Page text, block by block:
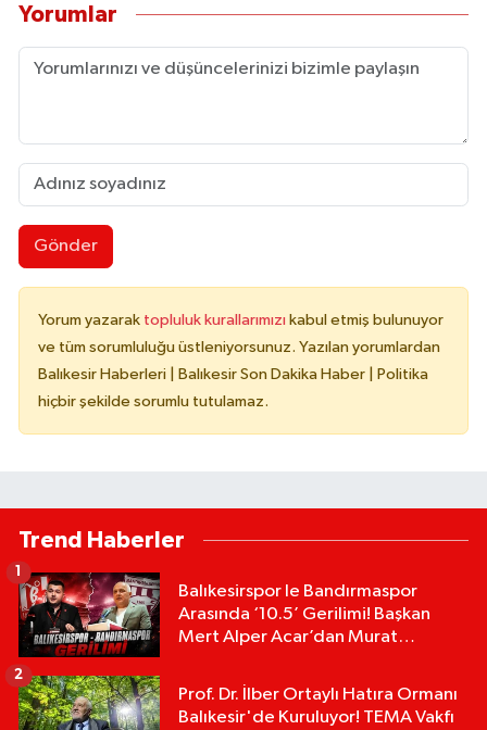
Yorumlar
Gönder
Yorum yazarak topluluk kurallarımızı kabul etmiş bulunuyor
ve tüm sorumluluğu üstleniyorsunuz. Yazılan yorumlardan
Balıkesir Haberleri | Balıkesir Son Dakika Haber | Politika
hiçbir şekilde sorumlu tutulamaz.
Trend Haberler
Balıkesirspor le Bandırmaspor
Arasında ‘10.5’ Gerilimi! Başkan
Mert Alper Acar’dan Murat
1
Prof. Dr. İlber Ortaylı Hatıra Ormanı
Balıkesir'de Kuruluyor! TEMA Vakfı
2